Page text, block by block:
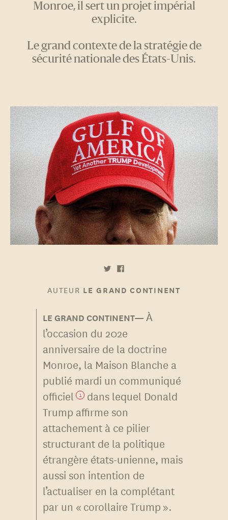
Monroe, il sert un projet impérial
explicite.
Le grand contexte de la stratégie de
sécurité nationale des États-Unis.
AUTEUR LE GRAND CONTINENT
À
l’occasion du 202e
anniversaire de la doctrine
Monroe, la Maison Blanche a
publié mardi un communiqué
officiel 1
dans lequel Donald
Trump affirme son
attachement à ce pilier
structurant de la politique
étrangère états-unienne, mais
aussi son intention de
l’actualiser en la complétant
par un « corollaire Trump ».